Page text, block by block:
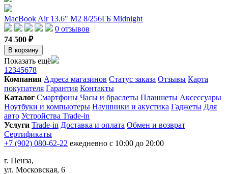
MacBook Air 13.6" M2 8/256ГБ Midnight
0 отзывов
74 500 ₽
В корзину
Показать ещё
1 2345678
Компания Адреса магазинов Статус заказа Отзывы Карта
покупателя Гарантия Контакты
Каталог Смартфоны Часы и браслеты Планшеты Аксессуары
Ноутбуки и компьютеры Наушники и акустика Гаджеты Для
авто Устройства Trade-in
Услуги Trade-in Доставка и оплата Обмен и возврат
Сертификаты
+7 (902) 080-62-22 ежедневно с 10:00 до 20:00
г. Пенза,
ул. Московская, 6